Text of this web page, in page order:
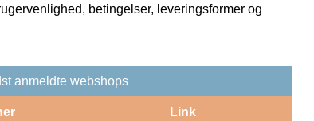
betingelser, leveringsformer og
anmeldte webshops
Link